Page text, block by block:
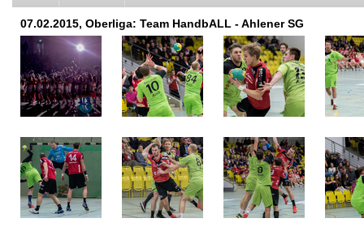
07.02.2015, Oberliga: Team HandbALL - Ahlener SG